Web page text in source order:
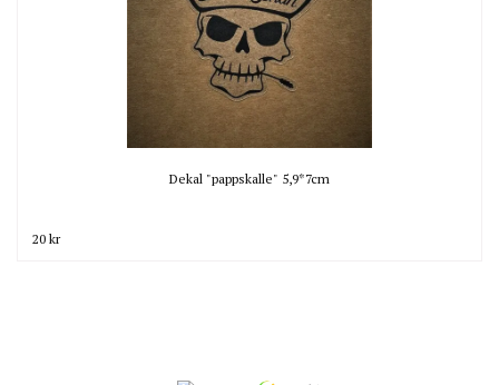
Dekal "pappskalle" 5,9*7cm
20 kr